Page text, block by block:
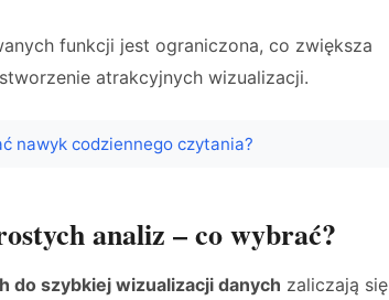
funkcji jest ograniczona, co zwiększa
atrakcyjnych wizualizacji.
nawyk codziennego czytania?
analiz – co wybrać?
do szybkiej wizualizacji danych zaliczają się